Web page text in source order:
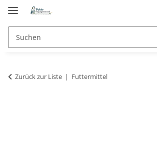
Zurück zur Liste Futtermittel